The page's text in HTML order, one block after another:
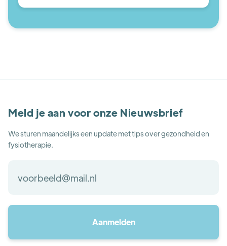
Meld je aan voor onze Nieuwsbrief
We sturen maandelijks een update met tips over gezondheid en
fysiotherapie.